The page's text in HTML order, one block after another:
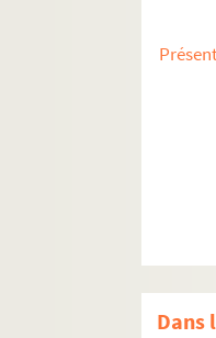
Dans